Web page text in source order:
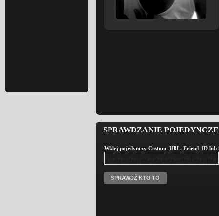
SPRAWDZANIE
Wklej pojedynczy Custom_URL, Friend_ID lub